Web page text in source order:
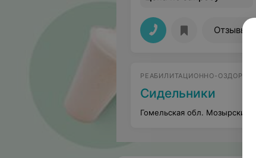
Отзывы
РЕАБИЛИТАЦИОННО-
Сидельники
Гомельская обл. Мозырский